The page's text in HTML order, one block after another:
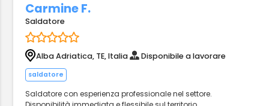
Carmine F.
Saldatore
Alba Adriatica, TE, Italia Disponibile a lavorare
saldatore
Saldatore con esperienza professionale nel settore.